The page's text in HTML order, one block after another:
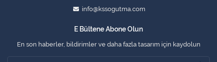
info@kssogutma.com
E Bültene Abone Olun
En son haberler, bildirimler ve daha fazla tasarım için kaydolun